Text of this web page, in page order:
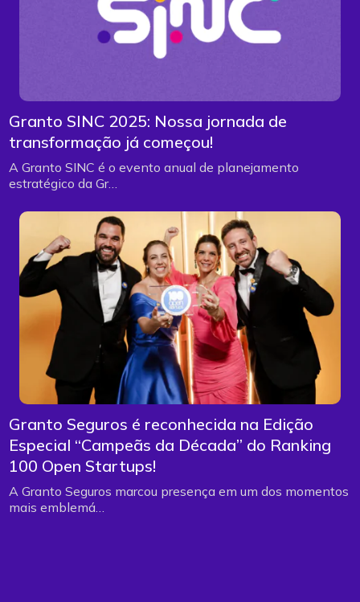
Granto SINC 2025: Nossa jornada de
transformação já começou!
A Granto SINC é o evento anual de planejamento
estratégico da Gr…
Granto Seguros é reconhecida na Edição
Especial “Campeãs da Década” do Ranking
100 Open Startups!
A Granto Seguros marcou presença em um dos momentos
mais emblemá…